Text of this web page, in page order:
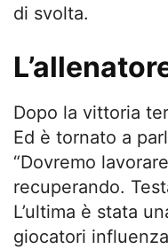
di svolta.
Dopo la vittoria
Ed è tornato a
“Dovremo
recuperando.
L’ultima è stata
giocatori